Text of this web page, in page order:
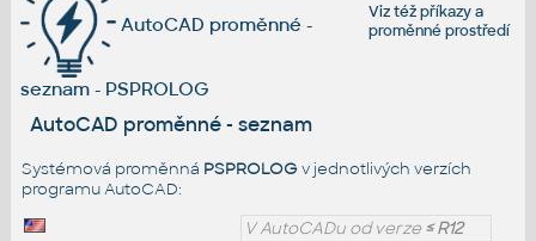
Viz téžpříkazya
proměnné prostředí
AutoCAD proměnné -
seznam - PSPROLOG
AutoCAD proměnné - seznam
Systémová proměnná PSPROLOGv jednotlivých verzích
programu AutoCAD:
V AutoCADu od verze≤ R12